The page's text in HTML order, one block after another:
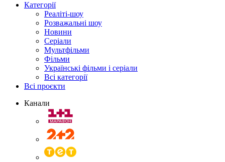
Категорії
Реаліті-шоу
Розважальні шоу
Новини
Серіали
Мультфільми
Фільми
Українські фільми і серіали
Всі категорії
Всі проєкти
Канали